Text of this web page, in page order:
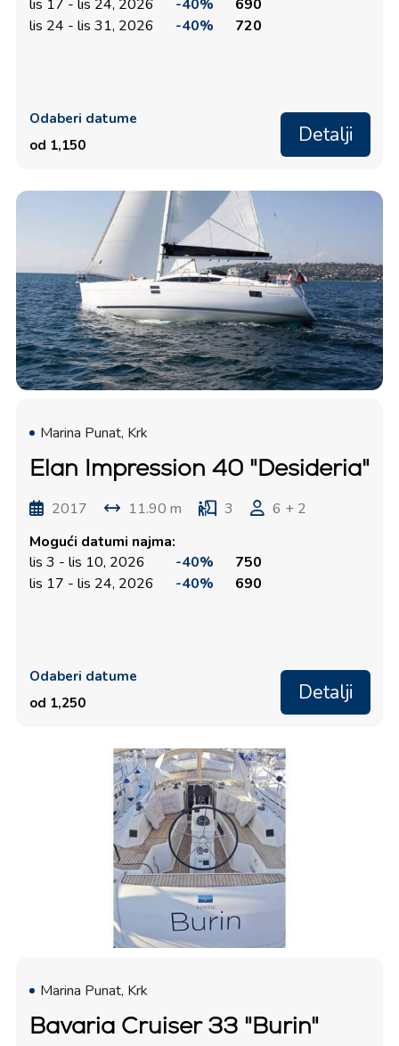
lis 17 - lis 24, 2026 -40%
690
lis 24 - lis 31, 2026
-40% 720
Odaberi datume
od 1,150
Detalji
Marina Punat, Krk
Elan Impression 40 "Desideria"
2017 11.90 m 3
6 + 2
Mogući datumi najma:
lis 3 - lis 10, 2026
-40%
750
lis 17 - lis 24, 2026
-40% 690
Odaberi datume
od 1,250
Detalji
Marina Punat, Krk
Bavaria Cruiser 33 "Burin"